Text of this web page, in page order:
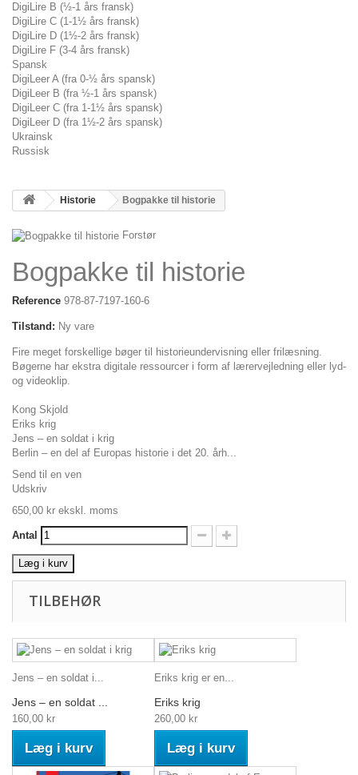
DigiLire B (½-1 års fransk)
DigiLire C (1-1½ års fransk)
DigiLire D (1½-2 års fransk)
DigiLire F (3-4 års fransk)
Spansk
DigiLeer A (fra 0-½ års spansk)
DigiLeer B (fra ½-1 års spansk)
DigiLeer C (fra 1-1½ års spansk)
DigiLeer D (fra 1½-2 års spansk)
Ukrainsk
Russisk
Historie Bogpakke til historie
Forstør
Bogpakke til historie
Reference 978-87-7197-160-6
Tilstand: Ny vare
Fire meget forskellige bøger til historieundervisning eller frilæsning.
Bøgerne har ekstra digitale ressourcer i form af lærervejledning eller lyd-
og videoklip.
Kong Skjold
Eriks krig
Jens – en soldat i krig
Berlin – en del af Europas historie i det 20. årh...
Send til en ven
Udskriv
650,00 kr ekskl. moms
Antal
Læg i kurv
TILBEHØR
Jens – en soldat i...
Jens – en soldat ...
160,00 kr
Læg i kurv
Eriks krig er en...
Eriks krig
260,00 kr
Læg i kurv